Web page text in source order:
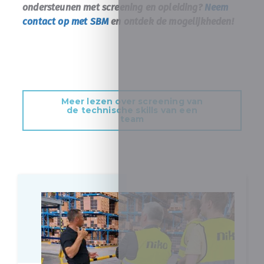
ondersteunen met screening en opleiding? Neem
contact op met SBMen ontdek de mogelijkheden!
Meer lezen over screening van
de technische skills van een